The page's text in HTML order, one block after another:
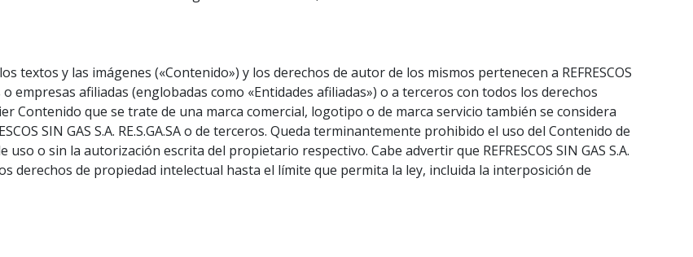
textos y las imágenes («Contenido») y los derechos de autor de los mismos pertenecen a REFRESCOS
o empresas afiliadas (englobadas como «Entidades afiliadas») o a terceros con todos los derechos
Contenido que se trate de una marca comercial, logotipo o de marca servicio también se considera
SIN GAS S.A. RE.S.GA.SA o de terceros. Queda terminantemente prohibido el uso del Contenido de
o sin la autorización escrita del propietario respectivo. Cabe advertir que REFRESCOS SIN GAS S.A.
derechos de propiedad intelectual hasta el límite que permita la ley, incluida la interposición de